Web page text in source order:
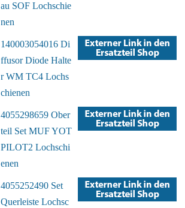
au SOF Lochschie
nen
140003054016 Di
ffusor Diode Halte
r WM TC4 Lochs
chienen
4055298659 Ober
teil Set MUF YOT
PILOT2 Lochschi
enen
4055252490 Set
Querleiste Lochsc